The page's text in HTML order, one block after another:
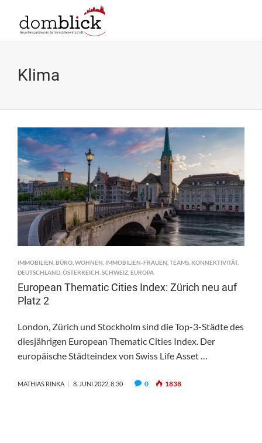
Klima
IMMOBILIEN BÜRO WOHNEN IMMOBILIEN-FRAUEN TEAMS KONNEKTIVITÄT,
DEUTSCHLAND ÖSTERREICH SCHWEIZ EUROPA
European Thematic Cities Index: Zürich neu auf
Platz 2
London, Zürich und Stockholm sind die Top-3-Städte des
diesjährigen European Thematic Cities Index. Der
europäische Städteindex von Swiss Life Asset …
MATHIAS RINKA 8. JUNI 2022, 8:30 0 1838